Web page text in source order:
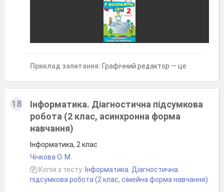
Приклад запитання: Графічний редактор — це
18
Інформатика. Діагностична підсумкова
робота (2 клас, асинхронна форма
навчання)
Інформатика, 2 клас
Чічкова О. М.
Копія з тесту: Інформатика. Діагностична
підсумкова робота (2 клас, сімейна форма навчання)